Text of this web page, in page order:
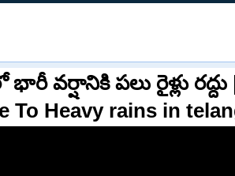
వర్షానికి పలు రైళ్లు
To Heavy rains in